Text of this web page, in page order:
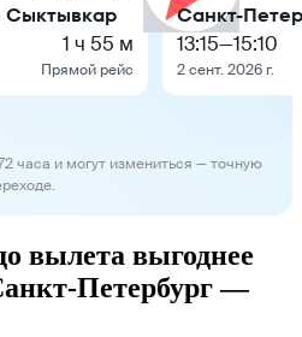
Сыктывкар
1 ч 55 м
Прямой рейс
Санкт-
13:15—15:10
2 сент. 2026 г.
часа и могут измениться — точную
вылета выгоднее
Петербург —